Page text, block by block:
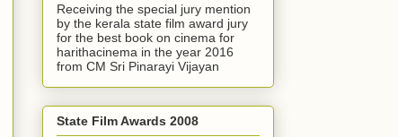
Receiving the special jury mention
by the kerala state film award jury
for the best book on cinema for
harithacinema in the year 2016
from CM Sri Pinarayi Vijayan
State Film Awards 2008